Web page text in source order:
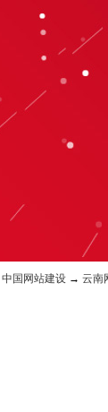
中国网站建设 → 云南